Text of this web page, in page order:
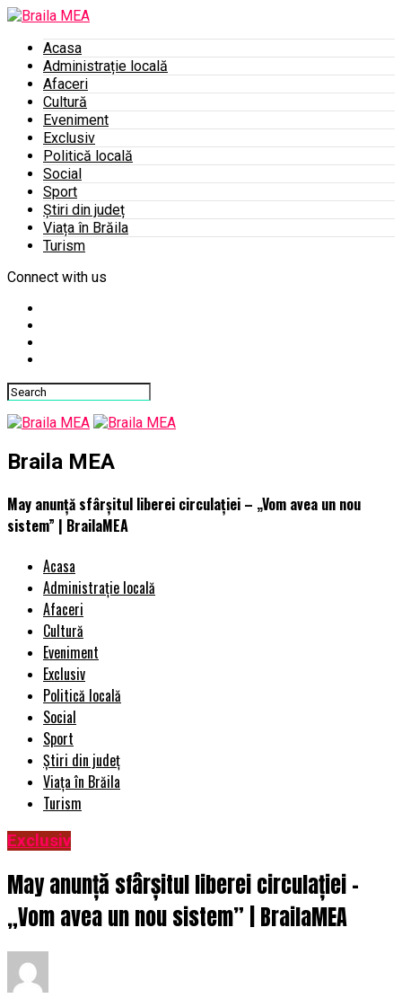
Acasa
Administrație locală
Afaceri
Cultură
Eveniment
Exclusiv
Politică locală
Social
Sport
Știri din județ
Viața în Brăila
Turism
Connect with us
Braila MEA
May anunță sfârșitul liberei circulației – „Vom avea un nou
sistem” | BrailaMEA
Acasa
Administrație locală
Afaceri
Cultură
Eveniment
Exclusiv
Politică locală
Social
Sport
Știri din județ
Viața în Brăila
Turism
Exclusiv
May anunță sfârșitul liberei circulației –
„Vom avea un nou sistem” | BrailaMEA